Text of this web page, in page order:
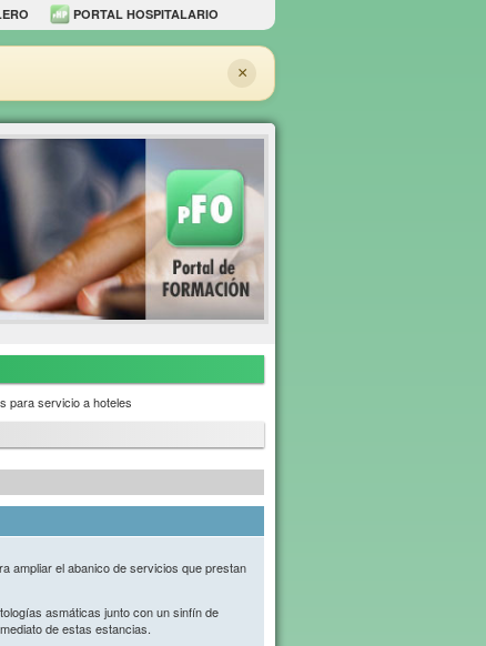
PORTAL HOSPITALARIO
×
para servicio a hoteles
ampliar el abanico de servicios que prestan
asmáticas junto con un sinfín de
de estas estancias.